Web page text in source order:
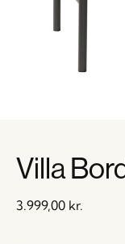
Villa
3.999,00 kr.